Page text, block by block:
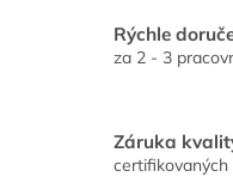
Rýchle
za 2 - 3
Záruka
certifikovaných